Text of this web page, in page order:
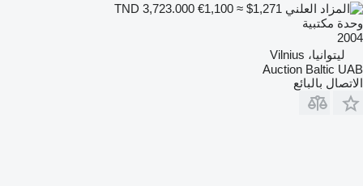
€1,100 ≈ $1,271
وحدة مكتبية
2004
ليتوانيا، Vilnius
Auction Baltic UAB
الاتصال بالبائع